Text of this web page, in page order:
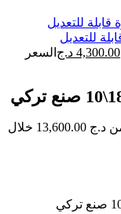
4,300.00 د.ج السعر
نطاق السعر: من ⁦13,600.00 د.ج⁩ خلال